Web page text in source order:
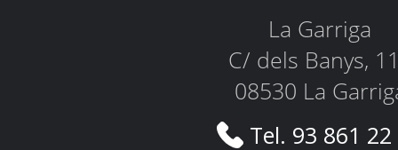
La Garriga
C/ dels Banys,
08530 La
Tel. 93 861